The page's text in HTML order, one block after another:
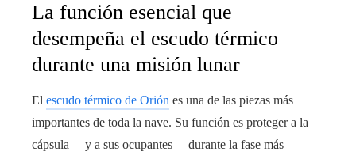
La función esencial que
desempeña el escudo térmico
durante una misión lunar
El escudo térmico de Orión es una de las piezas más
importantes de toda la nave. Su función es proteger a la
cápsula —y a sus ocupantes— durante la fase más